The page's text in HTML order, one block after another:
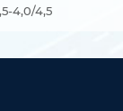
4,0/4,5